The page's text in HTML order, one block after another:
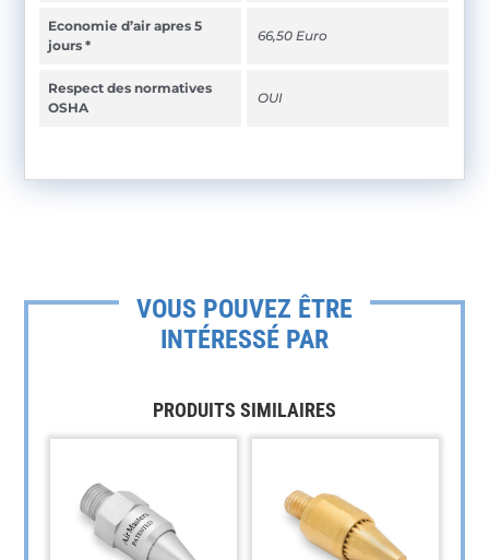
Economie d’air apres 5
jours *
66,50 Euro
Respect des normatives
OSHA
OUI
VOUS POUVEZ ÊTRE
INTÉRESSÉ PAR
PRODUITS SIMILAIRES